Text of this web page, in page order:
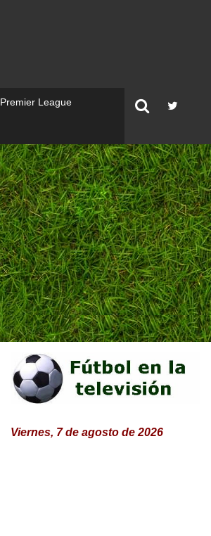
Premier League
Viernes, 7 de agosto de 2026